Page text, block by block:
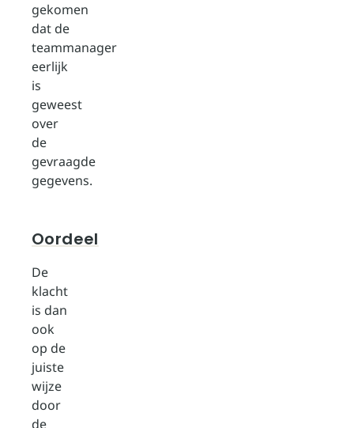
gekomen
dat de
teammanager
eerlijk
is
geweest
over
de
gevraagde
gegevens.
Oordeel
De
klacht
is dan
ook
op de
juiste
wijze
door
de